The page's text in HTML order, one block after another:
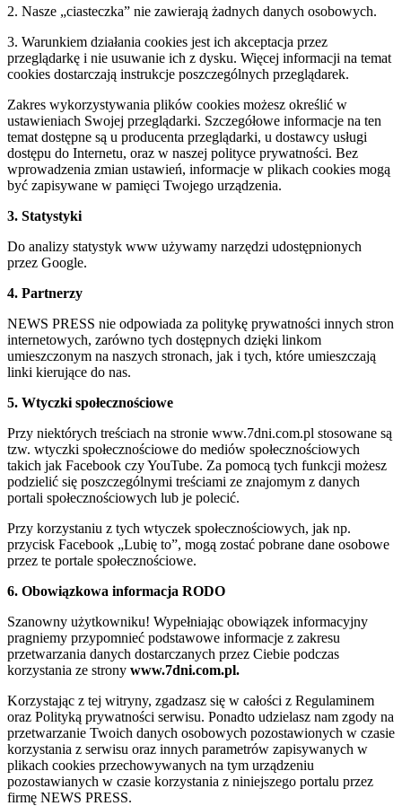
2. Nasze „ciasteczka” nie zawierają żadnych danych osobowych.
3. Warunkiem działania cookies jest ich akceptacja przez
przeglądarkę i nie usuwanie ich z dysku. Więcej informacji na temat
cookies dostarczają instrukcje poszczególnych przeglądarek.
Zakres wykorzystywania plików cookies możesz określić w
ustawieniach Swojej przeglądarki. Szczegółowe informacje na ten
temat dostępne są u producenta przeglądarki, u dostawcy usługi
dostępu do Internetu, oraz w naszej polityce prywatności. Bez
wprowadzenia zmian ustawień, informacje w plikach cookies mogą
być zapisywane w pamięci Twojego urządzenia.
3. Statystyki
Do analizy statystyk www używamy narzędzi udostępnionych
przez Google.
4. Partnerzy
NEWS PRESS nie odpowiada za politykę prywatności innych stron
internetowych, zarówno tych dostępnych dzięki linkom
umieszczonym na naszych stronach, jak i tych, które umieszczają
linki kierujące do nas.
5. Wtyczki społecznościowe
Przy niektórych treściach na stronie www.7dni.com.pl stosowane są
tzw. wtyczki społecznościowe do mediów społecznościowych
takich jak Facebook czy YouTube. Za pomocą tych funkcji możesz
podzielić się poszczególnymi treściami ze znajomym z danych
portali społecznościowych lub je polecić.
Przy korzystaniu z tych wtyczek społecznościowych, jak np.
przycisk Facebook „Lubię to”, mogą zostać pobrane dane osobowe
przez te portale społecznościowe.
6. Obowiązkowa informacja RODO
Szanowny użytkowniku! Wypełniając obowiązek informacyjny
pragniemy przypomnieć podstawowe informacje z zakresu
przetwarzania danych dostarczanych przez Ciebie podczas
korzystania ze strony www.7dni.com.pl.
Korzystając z tej witryny, zgadzasz się w całości z Regulaminem
oraz Polityką prywatności serwisu. Ponadto udzielasz nam zgody na
przetwarzanie Twoich danych osobowych pozostawionych w czasie
korzystania z serwisu oraz innych parametrów zapisywanych w
plikach cookies przechowywanych na tym urządzeniu
pozostawianych w czasie korzystania z niniejszego portalu przez
firmę NEWS PRESS.